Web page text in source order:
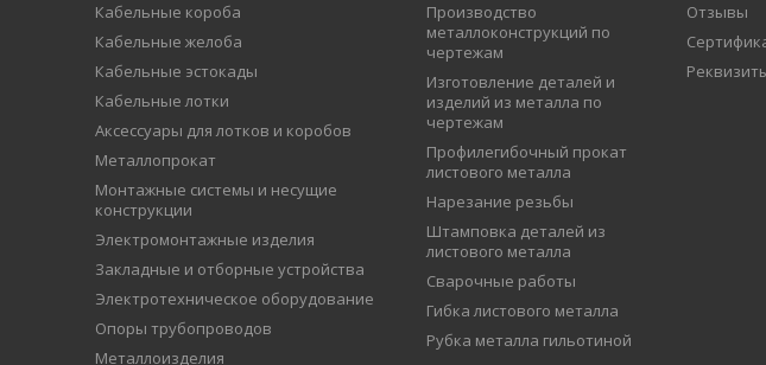
Кабельные короба
Кабельные желоба
Кабельные эстокады
Кабельные лотки
Аксессуары для лотков и коробов
Металлопрокат
Монтажные системы и несущие
конструкции
Электромонтажные изделия
Закладные и отборные устройства
Электротехническое оборудование
Опоры трубопроводов
Металлоизделия
Производство
металлоконструкций по
чертежам
Изготовление деталей и
изделий из металла по
чертежам
Профилегибочный прокат
листового металла
Нарезание резьбы
Штамповка деталей из
листового металла
Сварочные работы
Гибка листового металла
Рубка металла гильотиной
Отзывы